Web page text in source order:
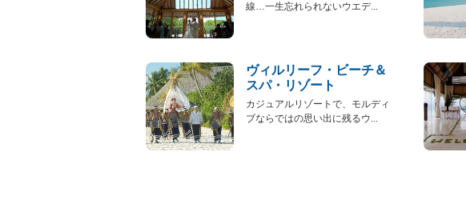
線…一生忘れられないウエデ...
ヴィルリーフ・ビーチ＆
スパ・リゾート
カジュアルリゾートで、モルディ
ブならではの思い出に残るウ...